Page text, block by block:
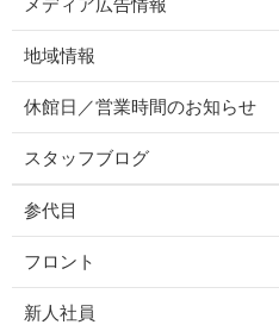
地域情報
休館日／営業時間のお知らせ
スタッフブログ
参代目
フロント
新人社員